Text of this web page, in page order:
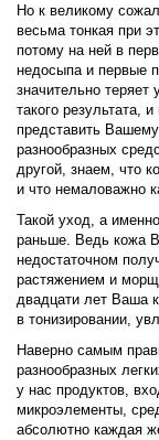
Но к великому
весьма тонкая при
потому на ней в
недосыпа и первые
значительно теряет
такого результата,
представить
разнообразных
другой, знаем, что
и что немаловажно
Такой уход, а
раньше. Ведь кожа
недостаточном
растяжением и
двадцати лет Ваша
в тонизировании,
Наверно самым
разнообразных
у нас продуктов,
микроэлементы,
абсолютно каждая